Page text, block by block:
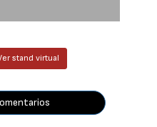
stand virtual